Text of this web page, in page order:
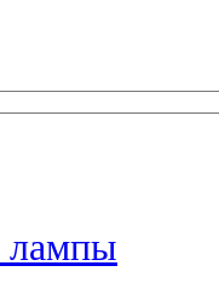
лампы